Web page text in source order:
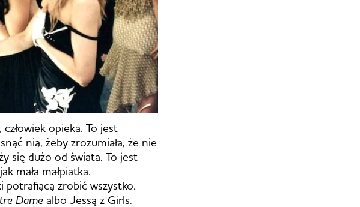
opieka. To jest
nią, żeby zrozumiała, że nie
się dużo od świata. To jest
mała małpiatka.
zrobić wszystko.
Dame albo Jessą z Girls.